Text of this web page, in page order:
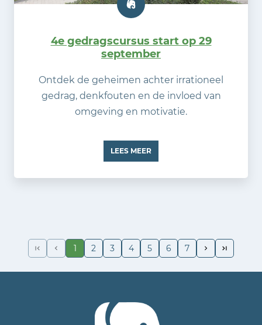
4e gedragscursus start op 29
september
Ontdek de geheimen achter irrationeel
gedrag, denkfouten en de invloed van
omgeving en motivatie.
LEES MEER
1 2 3 4 5 6 7